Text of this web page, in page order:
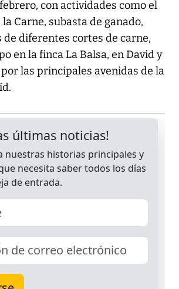
con actividades como el
Carne, subasta de ganado,
de diferentes cortes de carne,
en la finca La Balsa, en David y
las principales avenidas de la